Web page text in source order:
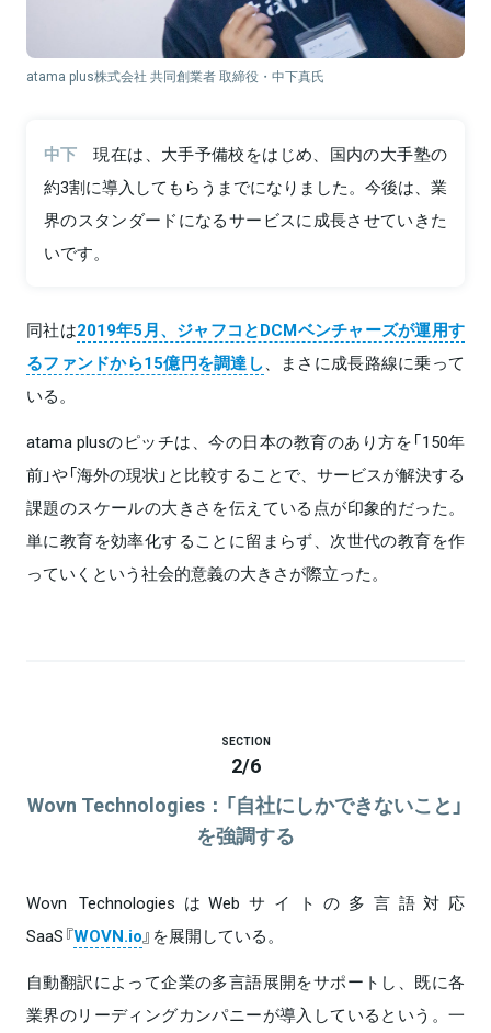
atama plus株式会社 共同創業者 取締役・中下真氏
中下
現在は、大手予備校をはじめ、国内の大手塾の
約3割に導入してもらうまでになりました。今後は、業
界のスタンダードになるサービスに成長させていきた
いです。
同社は2019年5月、ジャフコとDCMベンチャーズが運用す
るファンドから15億円を調達し、まさに成長路線に乗って
いる。
atama plusのピッチは、今の日本の教育のあり方を「150年
前」や「海外の現状」と比較することで、サービスが解決する
課題のスケールの大きさを伝えている点が印象的だった。
単に教育を効率化することに留まらず、次世代の教育を作
っていくという社会的意義の大きさが際立った。
SECTION
2/6
Wovn Technologies：「自社にしかできないこと」
を強調する
Wovn TechnologiesはWebサイトの多言語対応
SaaS『WOVN.io』を展開している。
自動翻訳によって企業の多言語展開をサポートし、既に各
業界のリーディングカンパニーが導入しているという。一